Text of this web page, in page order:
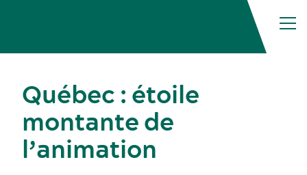
Québec : étoile
montante de
l’animation